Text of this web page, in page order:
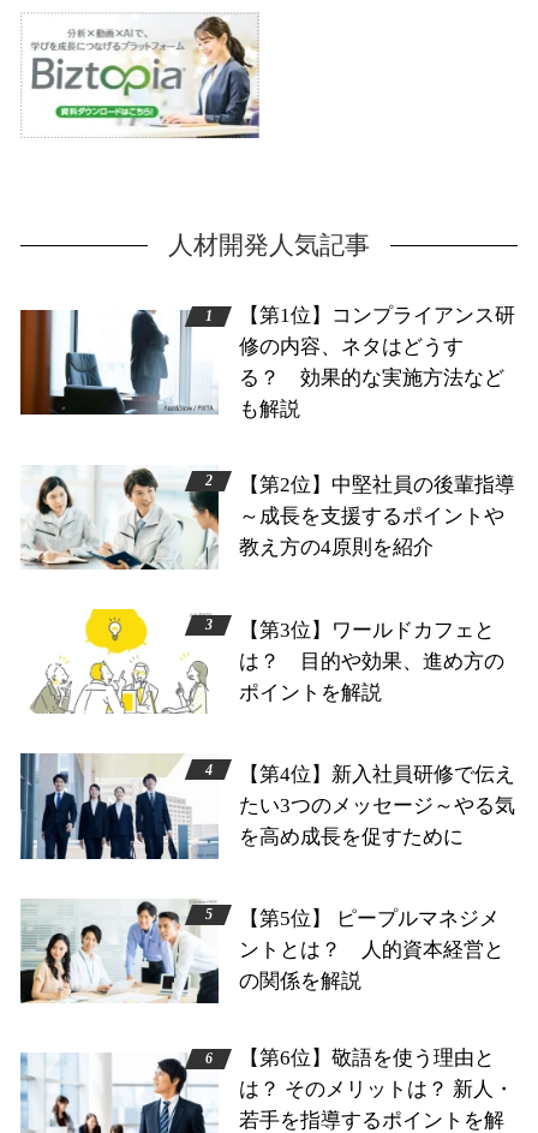
人材開発人気記事
【第1位】コンプライアンス研
修の内容、ネタはどうす
る？ 効果的な実施方法など
も解説
【第2位】中堅社員の後輩指導
～成長を支援するポイントや
教え方の4原則を紹介
【第3位】ワールドカフェと
は？ 目的や効果、進め方の
ポイントを解説
【第4位】新入社員研修で伝え
たい3つのメッセージ～やる気
を高め成長を促すために
【第5位】 ピープルマネジメ
ントとは？ 人的資本経営と
の関係を解説
【第6位】敬語を使う理由と
は？ そのメリットは？ 新人・
若手を指導するポイントを解